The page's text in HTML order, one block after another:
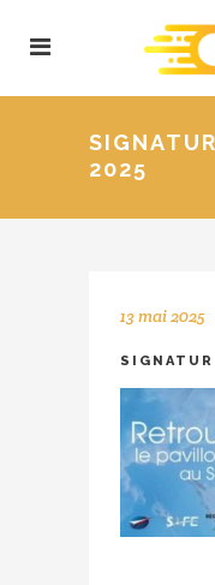
2025
13 mai 2025